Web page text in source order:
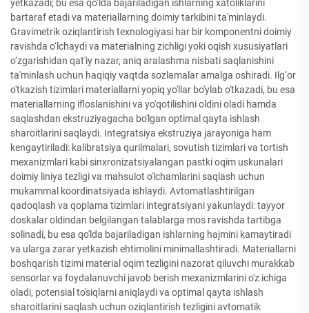
yetkazadi; bu esa qo‘lda bajariladigan ishlarning xatoliklarini
bartaraf etadi va materiallarning doimiy tarkibini ta'minlaydi.
Gravimetrik oziqlantirish texnologiyasi har bir komponentni doimiy
ravishda o‘lchaydi va materialning zichligi yoki oqish xususiyatlari
o‘zgarishidan qat'iy nazar, aniq aralashma nisbati saqlanishini
ta'minlash uchun haqiqiy vaqtda sozlamalar amalga oshiradi. Ilg‘or
o'tkazish tizimlari materiallarni yopiq yo'llar bo'ylab o'tkazadi, bu esa
materiallarning ifloslanishini va yo'qotilishini oldini oladi hamda
saqlashdan ekstruziyagacha bo'lgan optimal qayta ishlash
sharoitlarini saqlaydi. Integratsiya ekstruziya jarayoniga ham
kengaytiriladi: kalibratsiya qurilmalari, sovutish tizimlari va tortish
mexanizmlari kabi sinxronizatsiyalangan pastki oqim uskunalari
doimiy liniya tezligi va mahsulot o'lchamlarini saqlash uchun
mukammal koordinatsiyada ishlaydi. Avtomatlashtirilgan
qadoqlash va qoplama tizimlari integratsiyani yakunlaydi: tayyor
doskalar oldindan belgilangan talablarga mos ravishda tartibga
solinadi, bu esa qo'lda bajariladigan ishlarning hajmini kamaytiradi
va ularga zarar yetkazish ehtimolini minimallashtiradi. Materiallarni
boshqarish tizimi material oqim tezligini nazorat qiluvchi murakkab
sensorlar va foydalanuvchi javob berish mexanizmlarini o'z ichiga
oladi, potensial to'siqlarni aniqlaydi va optimal qayta ishlash
sharoitlarini saqlash uchun oziqlantirish tezligini avtomatik